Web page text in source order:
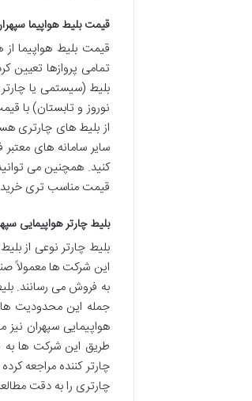
قیمت بلیط هواپیما
قیمت بلیط هواپیما
تمامی پروازها تعیین
بلیط (سیستمی یا
نوروز و تابستان) با
از بلیط های چارتری
سایر سامانه های
کنید. همچنین می
قیمت مناسب تری
بلیط چارتر هواپیمایی
بلیط چارتر نوعی از
این شرکت ها معمولاً
به فروش می رسانند.
جمله این محدودیت ها
هواپیمایی سپهران
طریق این شرکت ها به
چارتر کننده مراجعه
چارتری را به دقت